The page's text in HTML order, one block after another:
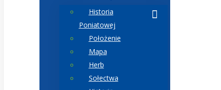
Historia
Poniatowej
Położenie
Mapa
Herb
Sołectwa